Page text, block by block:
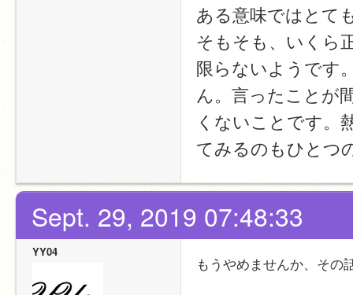
ある意味ではとて
そもそも、いくら
限らないようです
ん。言ったことが
くないことです。
てみるのもひとつ
Sept. 29, 2019 07:48:33
YY04
もうやめませんか、そ